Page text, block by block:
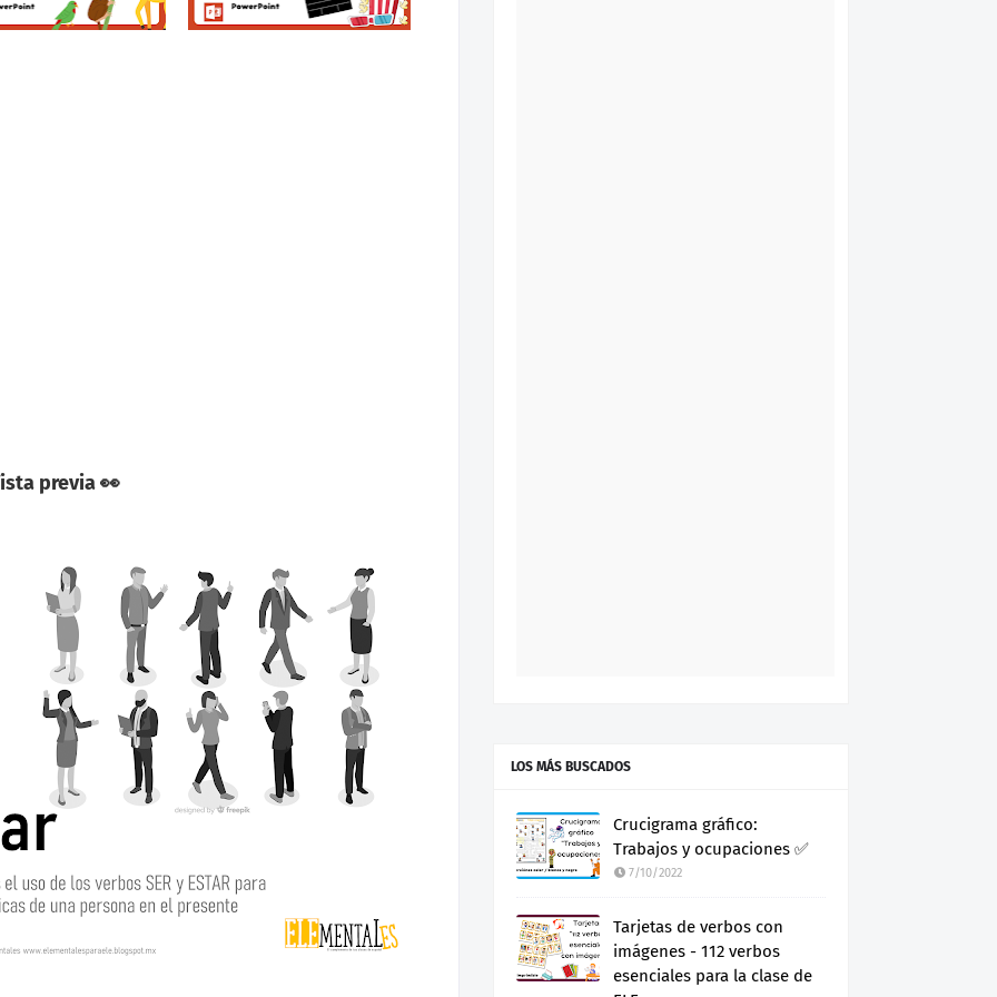
previa 👀
LOS MÁS BUSCADOS
Crucigrama gráfico:
Trabajos y ocupaciones ✅
7/10/2022
Tarjetas de verbos con
imágenes - 112 verbos
esenciales para la clase de